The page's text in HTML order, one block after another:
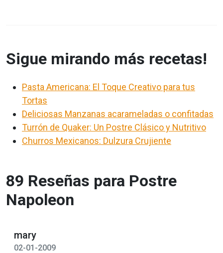
Sigue mirando más recetas!
Pasta Americana: El Toque Creativo para tus
Tortas
Deliciosas Manzanas acarameladas o confitadas
Turrón de Quaker: Un Postre Clásico y Nutritivo
Churros Mexicanos: Dulzura Crujiente
89 Reseñas para Postre
Napoleon
mary
02-01-2009